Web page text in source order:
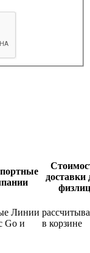
доставки
физлиц
Линии
Go и
в корзине